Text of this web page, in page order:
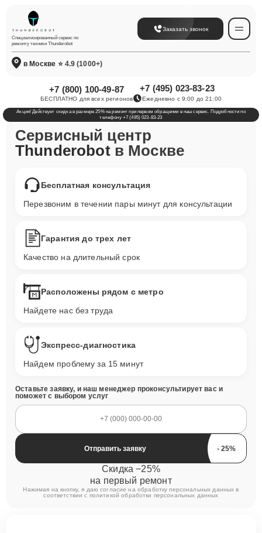
Специализированный сервис по
ремонту техники Thunderobot
Заказать звонок
в Москве ⭐ 4.9 (1000+)
+7 (800) 100-49-87
БЕСПЛАТНО для всех регионов
+7 (495) 023-83-23
Ежедневно с 9:00 до 21:00
Акция! Действует скидка в размере 25% на ремонт при первом обращении в наш сервис. Подробности по
телефону +7 (495) 023-83-23
Сервисный центр
Thunderobotв Москве
Бесплатная консультация
Перезвоним в течении пары минут для консультации
Гарантия до трех лет
Качество на длительный срок
Расположены рядом с метро
Найдете нас без труда
Экспресс-диагностика
Найдем проблему за 15 минут
Оставьте заявку, и наш менеджер проконсультирует вас и
поможет с выбором услуг
Отправить заявку
Скидка −25%
на первый ремонт
Нажимая на кнопку, я даю согласие на обработку персональных данных в
соответствии с политикой обработки персональных данных